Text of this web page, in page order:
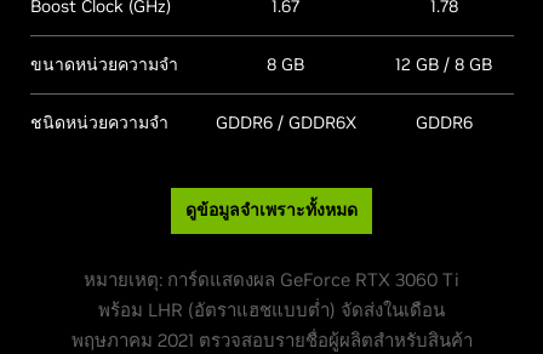
Boost Clock (GHz) 1.67 1.78
ขนาดหน่วยความจำ 8 GB 12 GB / 8 GB
ชนิดหน่วยความจำ GDDR6 / GDDR6X GDDR6
ดูข้อมูลจำเพราะทั้งหมด
หมายเหตุ: การ์ดแสดงผล GeForce RTX 3060 Ti
พร้อม LHR (อัตราแฮชแบบต่ำ) จัดส่งในเดือน
พฤษภาคม 2021 ตรวจสอบรายชื่อผู้ผลิตสำหรับสินค้า